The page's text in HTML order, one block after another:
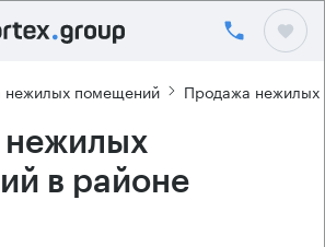
нежилых помещений Продажа
в районе